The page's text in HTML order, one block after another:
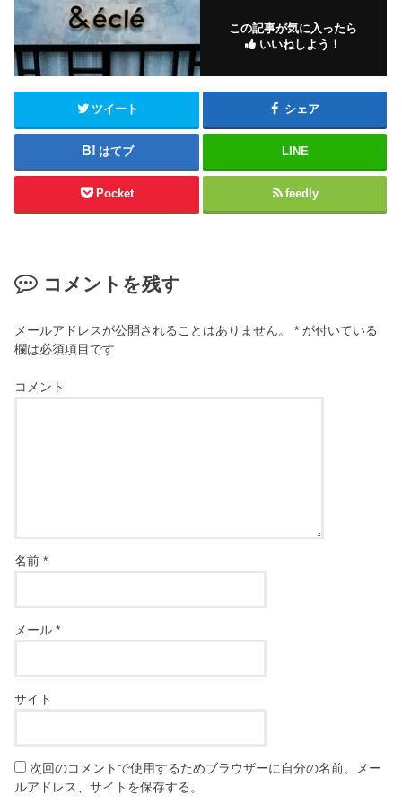
この記事が気に入ったら
いいねしよう！
ツイート シェア
はてブ LINE
Pocket feedly
コメントを残す
メールアドレスが公開されることはありません。 * が付いている
欄は必須項目です
コメント
名前*
メール*
サイト
次回のコメントで使用するためブラウザーに自分の名前、メー
ルアドレス、サイトを保存する。